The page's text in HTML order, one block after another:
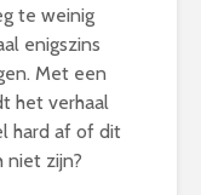
te weinig
enigszins
Met een
het verhaal
hard af of dit
niet zijn?